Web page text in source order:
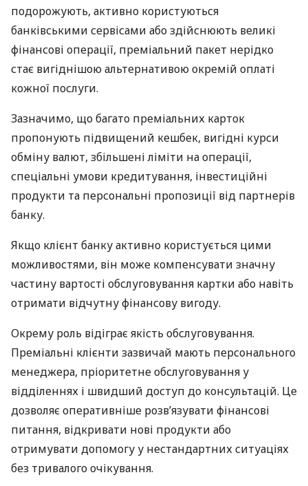
подорожують, активно користуються
банківськими сервісами або здійснюють великі
фінансові операції, преміальний пакет нерідко
стає вигіднішою альтернативою окремій оплаті
кожної послуги.
Зазначимо, що багато преміальних карток
пропонують підвищений кешбек, вигідні курси
обміну валют, збільшені ліміти на операції,
спеціальні умови кредитування, інвестиційні
продукти та персональні пропозиції від партнерів
банку.
Якщо клієнт банку активно користується цими
можливостями, він може компенсувати значну
частину вартості обслуговування картки або навіть
отримати відчутну фінансову вигоду.
Окрему роль відіграє якість обслуговування.
Преміальні клієнти зазвичай мають персонального
менеджера, пріоритетне обслуговування у
відділеннях і швидший доступ до консультацій. Це
дозволяє оперативніше розв’язувати фінансові
питання, відкривати нові продукти або
отримувати допомогу у нестандартних ситуаціях
без тривалого очікування.